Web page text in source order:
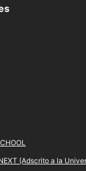
(Adscrito a la